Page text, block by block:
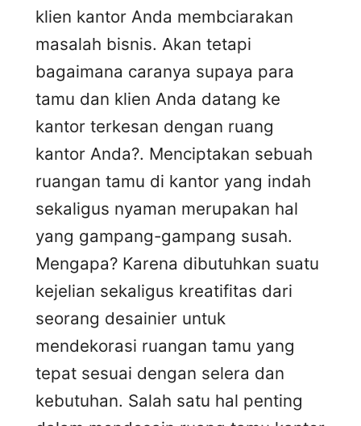
klien kantor Anda membciarakan
masalah bisnis. Akan tetapi
bagaimana caranya supaya para
tamu dan klien Anda datang ke
kantor terkesan dengan ruang
kantor Anda?. Menciptakan sebuah
ruangan tamu di kantor yang indah
sekaligus nyaman merupakan hal
yang gampang-gampang susah.
Mengapa? Karena dibutuhkan suatu
kejelian sekaligus kreatifitas dari
seorang desainier untuk
mendekorasi ruangan tamu yang
tepat sesuai dengan selera dan
kebutuhan. Salah satu hal penting